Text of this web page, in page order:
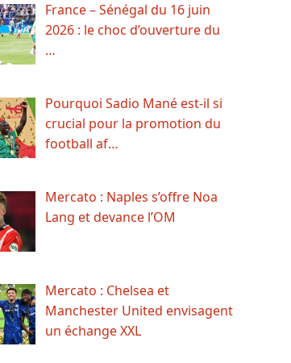
France – Sénégal du 16 juin
2026 : le choc d’ouverture du
…
Pourquoi Sadio Mané est-il si
crucial pour la promotion du
football af…
Mercato : Naples s’offre Noa
Lang et devance l’OM
Mercato : Chelsea et
Manchester United envisagent
un échange XXL